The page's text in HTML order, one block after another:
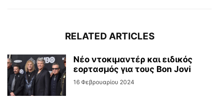
RELATED ARTICLES
Νέο ντοκιμαντέρ και ειδικός
εορτασμός για τους Bon Jovi
16 Φεβρουαρίου 2024